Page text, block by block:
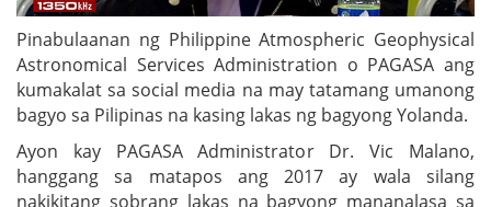
Pinabulaanan ng Philippine Atmospheric Geophysical
Astronomical Services Administration o PAGASA ang
kumakalat sa social media na may tatamang umanong
bagyo sa Pilipinas na kasing lakas ng bagyong Yolanda.
Ayon kay PAGASA Administrator Dr. Vic Malano,
hanggang sa matapos ang 2017 ay wala silang
nakikitang sobrang lakas na bagyong mananalasa sa